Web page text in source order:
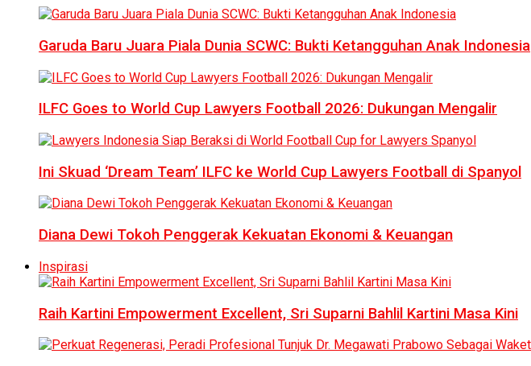
Garuda Baru Juara Piala Dunia SCWC: Bukti Ketangguhan Anak Indonesia
ILFC Goes to World Cup Lawyers Football 2026: Dukungan Mengalir
Ini Skuad ‘Dream Team’ ILFC ke World Cup Lawyers Football di Spanyol
Diana Dewi Tokoh Penggerak Kekuatan Ekonomi & Keuangan
Inspirasi
Raih Kartini Empowerment Excellent, Sri Suparni Bahlil Kartini Masa Kini